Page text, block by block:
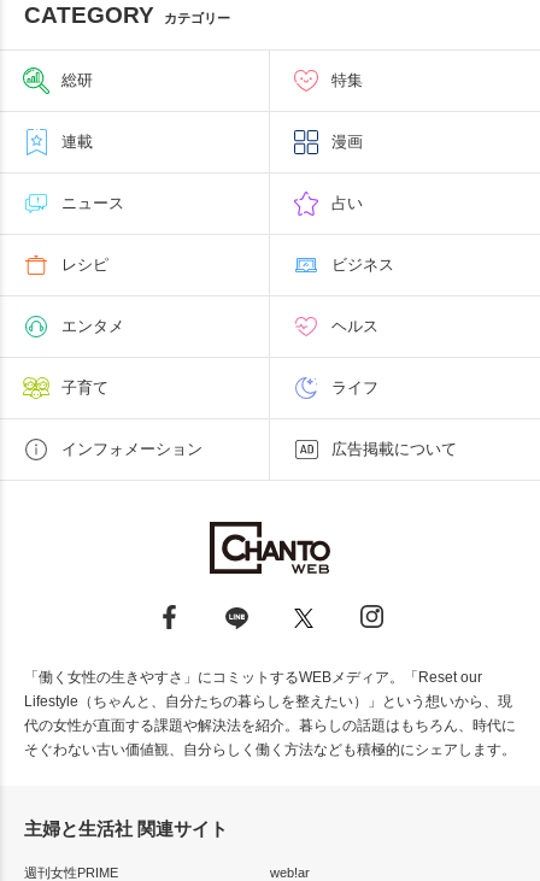
CATEGORY カテゴリー
総研 特集
連載 漫画
ニュース 占い
レシピ ビジネス
エンタメ ヘルス
子育て ライフ
インフォメーション 広告掲載について
「働く女性の生きやすさ」にコミットするWEBメディア。「Reset our
Lifestyle（ちゃんと、自分たちの暮らしを整えたい）」という想いから、現
代の女性が直面する課題や解決法を紹介。暮らしの話題はもちろん、時代に
そぐわない古い価値観、自分らしく働く方法なども積極的にシェアします。
主婦と生活社 関連サイト
週刊女性PRIME web!ar